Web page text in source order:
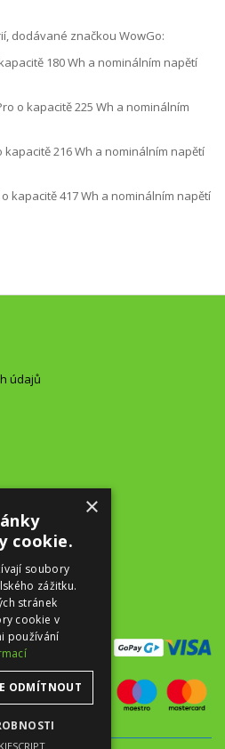
dodávané značkou WowGo:
180 Wh a nominálním napětí
o kapacitě 225 Wh a nominálním
kapacitě 216 Wh a nominálním napětí
kapacitě 417 Wh a nominálním napětí
údajů
×
cookie.
soubory
zážitku.
stránek
cookie v
používání
ODMÍTNOUT